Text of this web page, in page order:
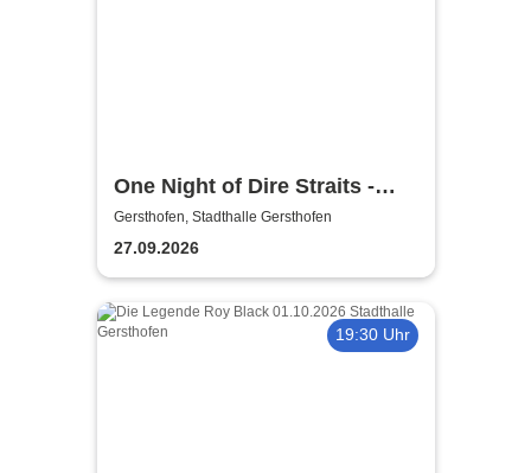
One Night of Dire Straits -
Tribute Show
Gersthofen, Stadthalle Gersthofen
27.09.2026
19:30 Uhr